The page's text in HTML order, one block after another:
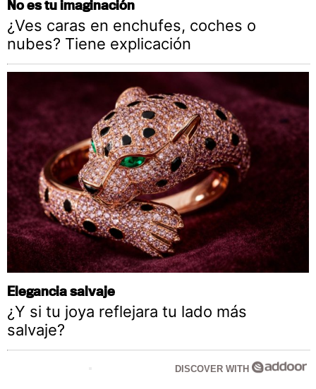
No es tu imaginación
¿Ves caras en enchufes, coches o
nubes? Tiene explicación
Elegancia salvaje
¿Y si tu joya reflejara tu lado más
salvaje?
DISCOVER WITH